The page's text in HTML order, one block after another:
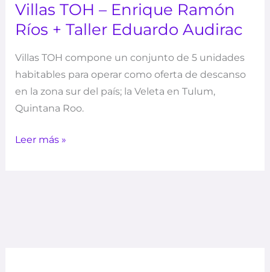
Villas TOH – Enrique Ramón
Ríos + Taller Eduardo Audirac
Villas TOH compone un conjunto de 5 unidades
habitables para operar como oferta de descanso
en la zona sur del país; la Veleta en Tulum,
Quintana Roo.
Leer más »